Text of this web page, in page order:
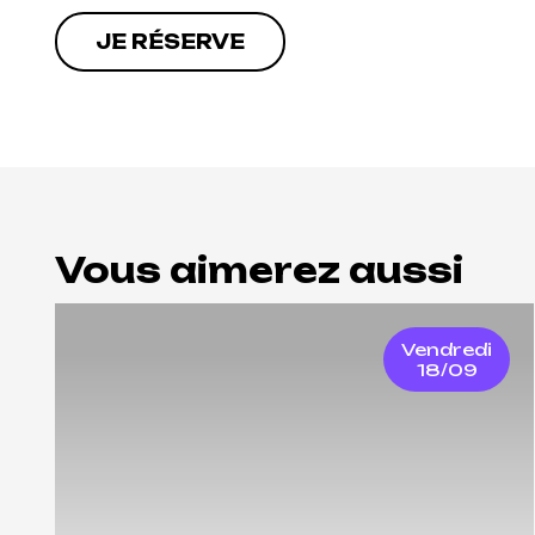
JE RÉSERVE
Vous aimerez aussi
Vendredi
18/09